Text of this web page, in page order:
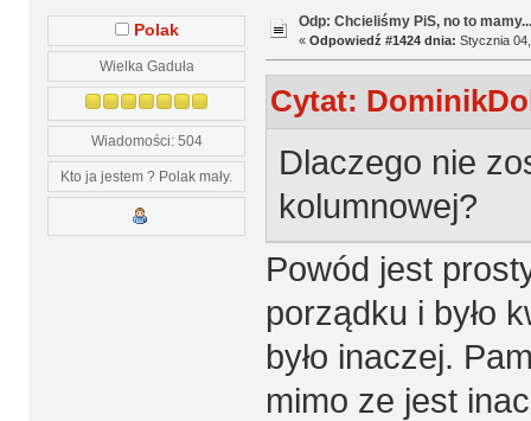
Polak
Wielka Gaduła
Wiadomości: 504
Kto ja jestem ? Polak mały.
Odp: Chcieliśmy PiS, no to
« Odpowiedź #1424 dnia: Stycznia
Cytat:
Dlaczego nie
kolumnowej?
Powód jest
porządku i było
było inaczej.
mimo ze jest